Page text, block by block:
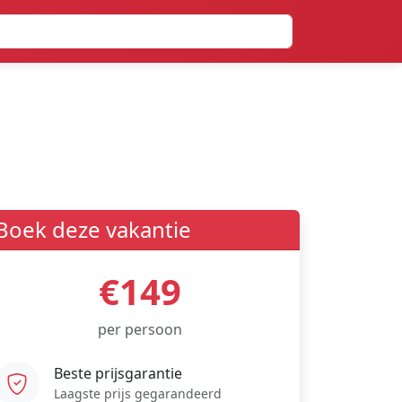
deze vakantie
€149
per persoon
Beste prijsgarantie
Laagste prijs gegarandeerd